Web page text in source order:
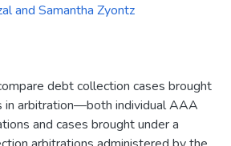
and Samantha Zyontz
debt collection cases brought
in arbitration—both individual AAA
and cases brought under a